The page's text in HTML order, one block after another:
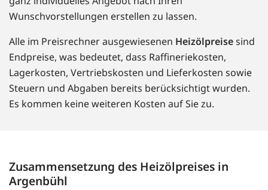
Wunschvorstellungen erstellen zu lassen.
Alle im Preisrechner ausgewiesenen Heizölpreisesind
Endpreise, was bedeutet, dass Raffineriekosten,
Lagerkosten, Vertriebskosten und Lieferkosten sowie
Steuern und Abgaben bereits berücksichtigt wurden.
Es kommen keine weiteren Kosten auf Sie zu.
Zusammensetzung des Heizölpreises in
Argenbühl